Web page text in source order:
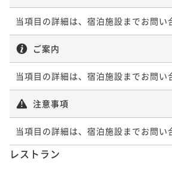
早期割60【朝食付き】
朝食付き 現地決済可 事前決済可
IN 15:00
当項目の詳細は、宿泊施設までお問い
ご案内
当項目の詳細は、宿泊施設までお問い
注意事項
当項目の詳細は、宿泊施設までお問い
レストラン